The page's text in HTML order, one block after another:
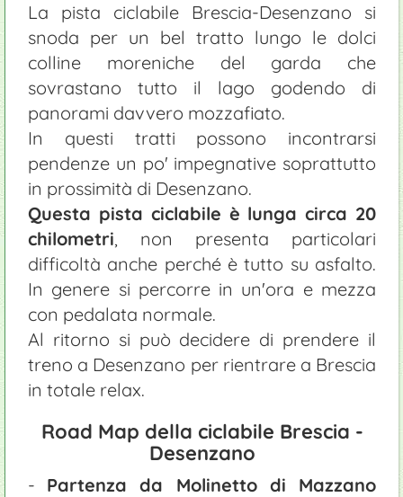
La pista ciclabile Brescia-Desenzano si
snoda per un bel tratto lungo le dolci
colline moreniche del garda che
sovrastano tutto il lago godendo di
panorami davvero mozzafiato.
In questi tratti possono incontrarsi
pendenze un po' impegnative soprattutto
in prossimità di Desenzano.
Questa pista ciclabile è lunga circa 20
chilometri, non presenta particolari
difficoltà anche perché è tutto su asfalto.
In genere si percorre in un'ora e mezza
con pedalata normale.
Al ritorno si può decidere di prendere il
treno a Desenzano per rientrare a Brescia
in totale relax.
Road Map della ciclabile Brescia -
Desenzano
- Partenza da Molinetto di Mazzano